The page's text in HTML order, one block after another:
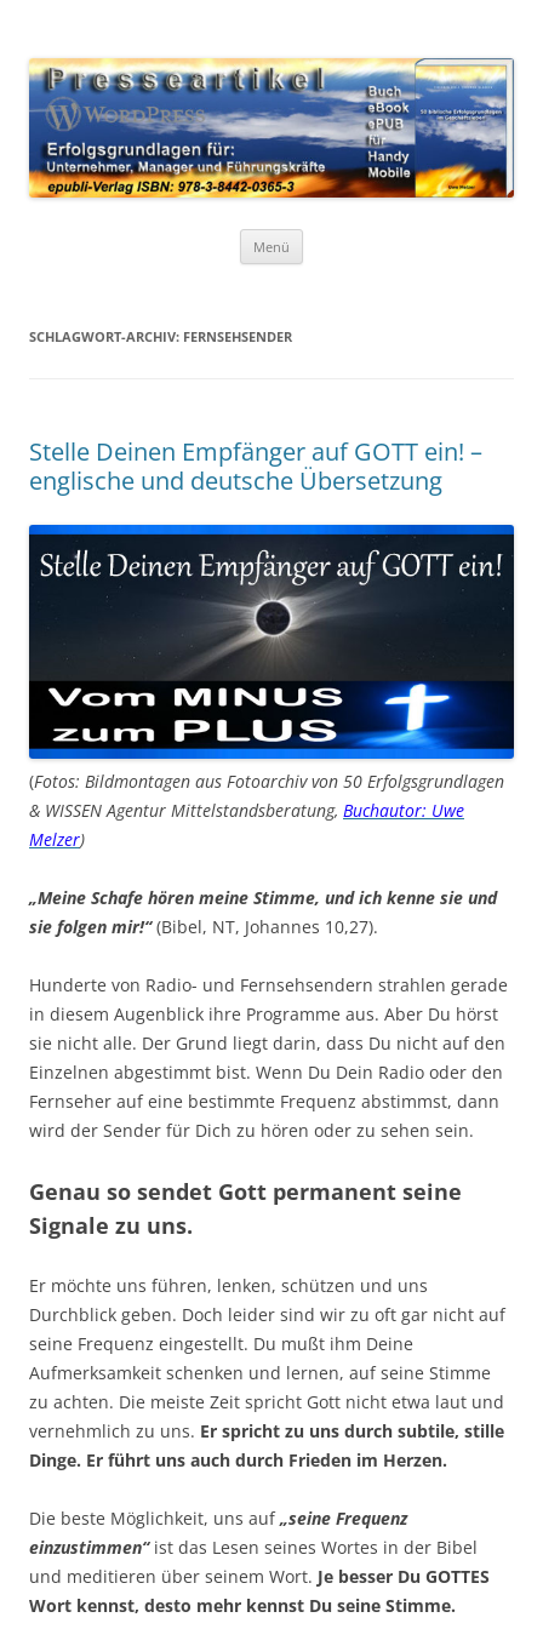
Erfolgsgrundlagen
Menü
SCHLAGWORT-ARCHIV: FERNSEHSENDER
Stelle Deinen Empfänger auf GOTT ein! –
englische und deutsche Übersetzung
(Fotos: Bildmontagen aus Fotoarchiv von 50 Erfolgsgrundlagen
& WISSEN Agentur Mittelstandsberatung, Buchautor: Uwe
Melzer)
„Meine Schafe hören meine Stimme, und ich kenne sie und
sie folgen mir!“(Bibel, NT, Johannes 10,27).
Hunderte von Radio- und Fernsehsendern strahlen gerade
in diesem Augenblick ihre Programme aus. Aber Du hörst
sie nicht alle. Der Grund liegt darin, dass Du nicht auf den
Einzelnen abgestimmt bist. Wenn Du Dein Radio oder den
Fernseher auf eine bestimmte Frequenz abstimmst, dann
wird der Sender für Dich zu hören oder zu sehen sein.
Genau so sendet Gott permanent seine
Signale zu uns.
Er möchte uns führen, lenken, schützen und uns
Durchblick geben. Doch leider sind wir zu oft gar nicht auf
seine Frequenz eingestellt. Du mußt ihm Deine
Aufmerksamkeit schenken und lernen, auf seine Stimme
zu achten. Die meiste Zeit spricht Gott nicht etwa laut und
vernehmlich zu uns. Er spricht zu uns durch subtile, stille
Dinge. Er führt uns auch durch Frieden im Herzen.
Die beste Möglichkeit, uns auf„seine Frequenz
einzustimmen“ist das Lesen seines Wortes in der Bibel
und meditieren über seinem Wort. Je besser Du GOTTES
Wort kennst, desto mehr kennst Du seine Stimme.